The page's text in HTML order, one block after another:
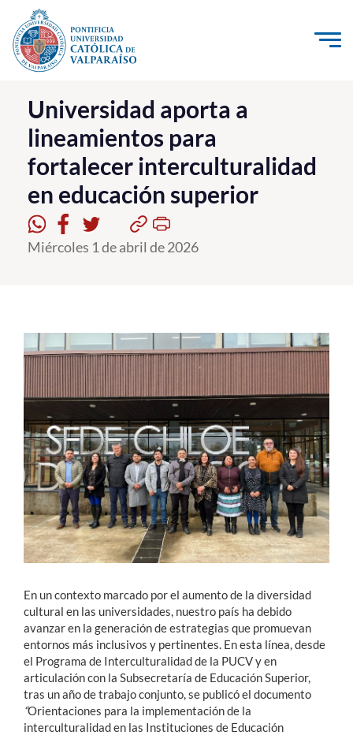
Click acá para ir directamente al contenido
La Universidad
Investigación, Creación e Innovación
PUCV Internacional
Vinculación con el Medio
Admisión
Formación Continua
Estudiantes
Académicos
Funcionarios
Alumni
English
Universidad aporta a
lineamientos para
fortalecer interculturalidad
en educación superior
Miércoles 1 de abril de 2026
En un contexto marcado por el aumento de la diversidad
cultural en las universidades, nuestro país ha debido
avanzar en la generación de estrategias que promuevan
entornos más inclusivos y pertinentes. En esta línea, desde
el Programa de Interculturalidad de la PUCV y en
articulación con la Subsecretaría de Educación Superior,
tras un año de trabajo conjunto, se publicó el documento
“Orientaciones para la implementación de la
interculturalidad en las Instituciones de Educación